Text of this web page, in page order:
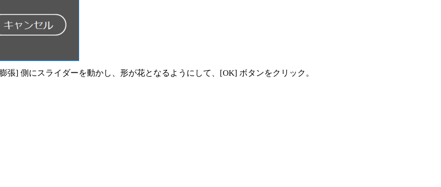
] 側にスライダーを動かし、形が花となるようにして、[OK] ボタンをクリック。